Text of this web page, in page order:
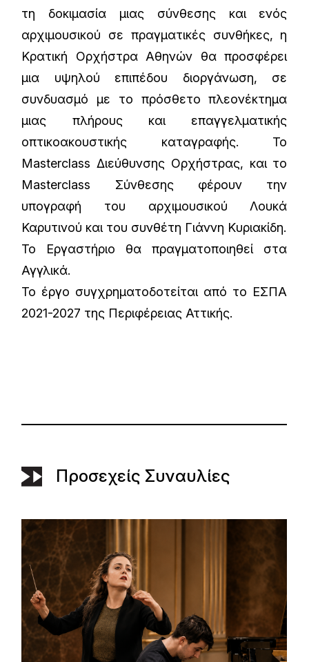
τη δοκιμασία μιας σύνθεσης και ενός
αρχιμουσικού σε πραγματικές συνθήκες, η
Κρατική Ορχήστρα Αθηνών θα προσφέρει
μια υψηλού επιπέδου διοργάνωση, σε
συνδυασμό με το πρόσθετο πλεονέκτημα
μιας πλήρους και επαγγελματικής
οπτικοακουστικής καταγραφής. Το
Masterclass Διεύθυνσης Ορχήστρας, και το
Masterclass Σύνθεσης φέρουν την
υπογραφή του αρχιμουσικού Λουκά
Καρυτινού και του συνθέτη Γιάννη Κυριακίδη.
Το Εργαστήριο θα πραγματοποιηθεί στα
Αγγλικά.
Το έργο συγχρηματοδοτείται από το ΕΣΠΑ
2021-2027 της Περιφέρειας Αττικής.
Προσεχείς Συναυλίες